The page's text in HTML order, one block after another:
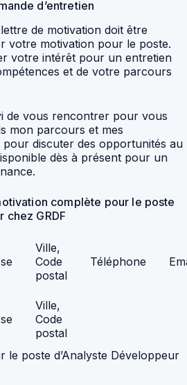
d’entretien
de motivation doit être
votre motivation pour le poste.
votre intérêt pour un entretien
et de votre parcours
de vous rencontrer pour vous
mon parcours et mes
pour discuter des opportunités au
dès à présent pour un
complète pour le poste
chez GRDF
Ville,
Code
postal
Téléphone
Ville,
Code
postal
le poste d’Analyste Développeur